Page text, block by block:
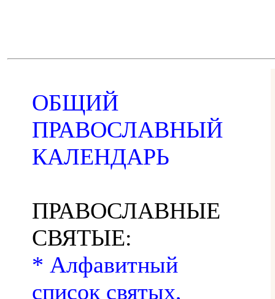
ОБЩИЙ
ПРАВОСЛАВНЫЙ
КАЛЕНДАРЬ
ПРАВОСЛАВНЫЕ
СВЯТЫЕ:
* Алфавитный
список святых,